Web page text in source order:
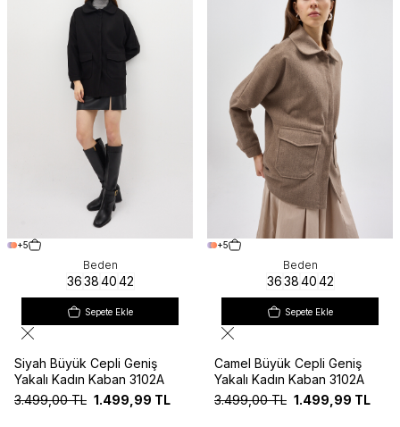
+5
Beden
36384042
Sepete Ekle
Siyah Büyük Cepli Geniş
Yakalı Kadın Kaban 3102A
3.499,00TL 1.499,99 TL
+5
Beden
36384042
Sepete Ekle
Camel Büyük Cepli Geniş
Yakalı Kadın Kaban 3102A
3.499,00TL 1.499,99 TL